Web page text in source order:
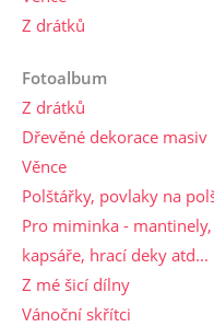
Z drátků
Fotoalbum
Z drátků
Dřevěné dekorace masiv
Věnce
Polštářky, povlaky na
Pro miminka -
kapsáře, hrací deky atd...
Z mé šicí dílny
Vánoční skřítci